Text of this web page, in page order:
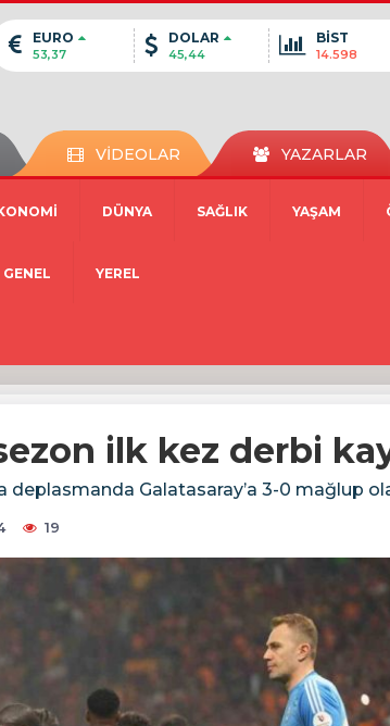
EURO
53,37
DOLAR
45,44
BİST
14.598
VİDEOLAR YAZARLAR
DÜNYA SAĞLIK YAŞAM
GENEL YEREL
ilk kez derbi
deplasmanda Galatasaray’a 3-0 mağlup
19